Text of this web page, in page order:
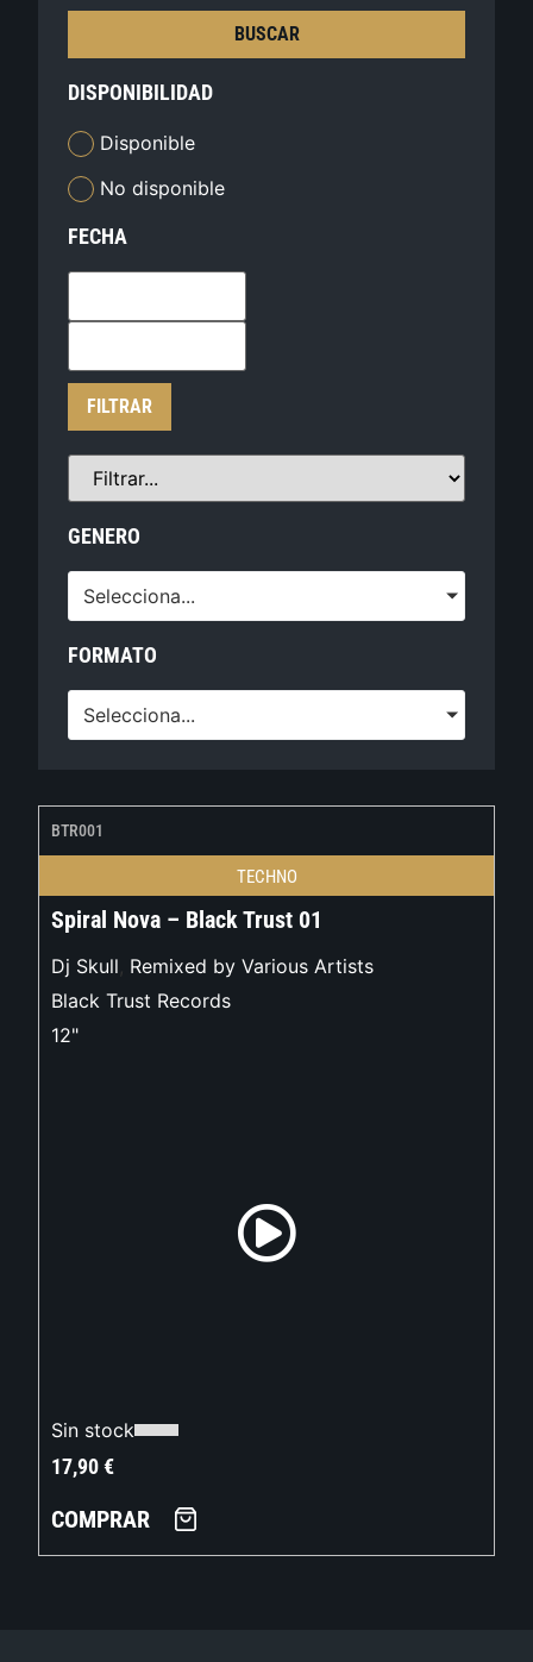
BUSCAR
DISPONIBILIDAD
Disponible
No disponible
FECHA
FILTRAR
GENERO
Selecciona...
FORMATO
Selecciona...
BTR001
TECHNO
Spiral Nova – Black Trust 01
Dj Skull, Remixed by Various Artists
Black Trust Records
12"
Sin stock
17,90€
COMPRAR